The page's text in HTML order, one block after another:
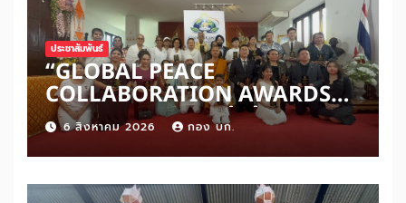
ประชาสัมพันธ์
“GLOBAL PEACE
COLLABORATION AWARDS
2026” เปิดเวทีเชิดชูผู้สร้าง
สันติภาพโลก ดันแนวคิด ‘สันติภาพ
เริ่มต้นจากหัวใจมนุษย์’ สู่ความร่วม
มือระดับนานาชาติ
6 สิงหาคม 2026 กอง บก.